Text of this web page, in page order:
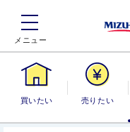
買いたい 売りたい